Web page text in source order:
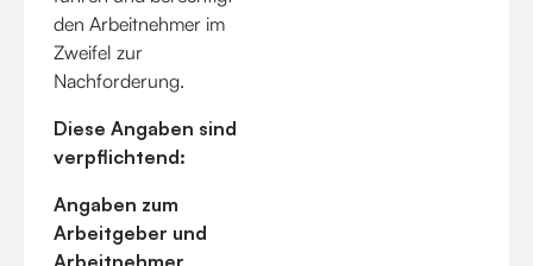
den Arbeitnehmer im
Zweifel zur
Nachforderung.
Diese Angaben sind
verpflichtend:
Angaben zum
Arbeitgeber und
Arbeitnehmer